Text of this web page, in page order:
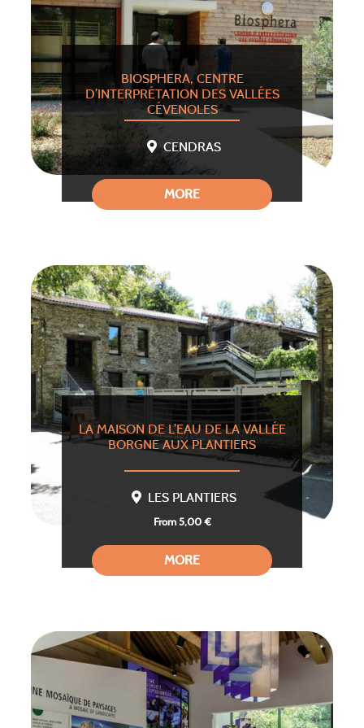
BIOSPHERA, CENTRE
D’INTERPRÉTATION DES VALLÉES
CÉVENOLES
CENDRAS
MORE
LA MAISON DE L’EAU DE LA VALLÉE
BORGNE AUX PLANTIERS
LES PLANTIERS
From 5,00 €
MORE